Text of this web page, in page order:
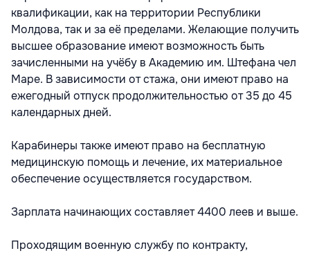
квалификации, как на территории Республики
Молдова, так и за её пределами. Желающие получить
высшее образование имеют возможность быть
зачисленными на учёбу в Академию им. Штефана чел
Маре. В зависимости от стажа, они имеют право на
ежегодный отпуск продолжительностью от 35 до 45
календарных дней.
Карабинеры также имеют право на бесплатную
медицинскую помощь и лечение, их материальное
обеспечение осуществляется государством.
Зарплата начинающих составляет 4400 леев и выше.
Проходящим военную службу по контракту,